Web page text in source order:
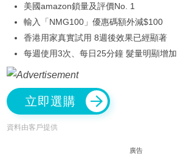
美國amazon鎖量及評價No. 1
輸入「NMG100」優惠碼額外減$100
香港用家真實試用 8週後效果已經顯著
每週使用3次、每日25分鐘 髮量明顯增加
立即選購
資料由客戶提供
廣告